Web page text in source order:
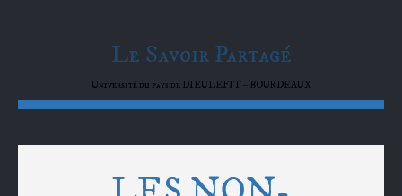
Le Savoir Partagé
Université du pays de DIEULEFIT – BOURDEAUX